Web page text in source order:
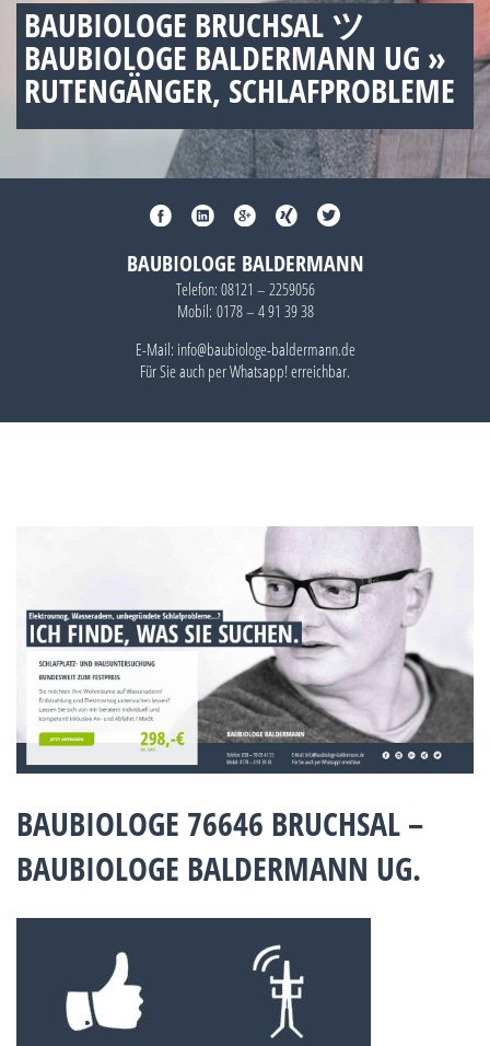
BAUBIOLOGE BRUCHSAL ツ
BAUBIOLOGE BALDERMANN UG »
RUTENGÄNGER, SCHLAFPROBLEME
BAUBIOLOGE BALDERMANN
Telefon: 08121 – 2259056
Mobil: 0178 – 4 91 39 38
E-Mail: info@baubiologe-baldermann.de
Für Sie auch perWhatsapp!erreichbar.
BAUBIOLOGE 76646 BRUCHSAL –
BAUBIOLOGE BALDERMANN UG.